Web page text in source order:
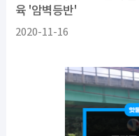
육 '암벽등반'
2020-11-16